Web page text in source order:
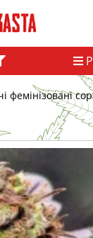
фемінізовані